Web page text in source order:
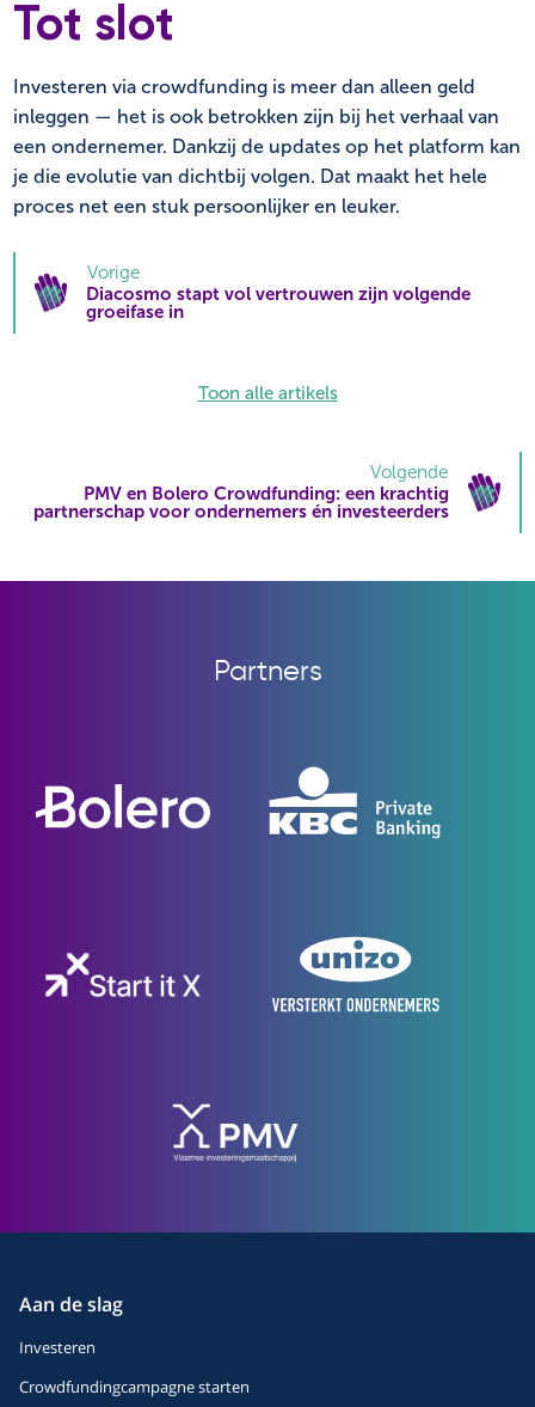
Tot slot
Investeren via crowdfunding is meer dan alleen geld
inleggen — het is ook betrokken zijn bij het verhaal van
een ondernemer. Dankzij de updates op het platform kan
je die evolutie van dichtbij volgen. Dat maakt het hele
proces net een stuk persoonlijker en leuker.
Vorige
Diacosmo stapt vol vertrouwen zijn volgende
groeifase in
Toon alle artikels
Volgende
PMV en Bolero Crowdfunding: een krachtig
partnerschap voor ondernemers én investeerders
Partners
Aan de slag
Investeren
Crowdfundingcampagne starten